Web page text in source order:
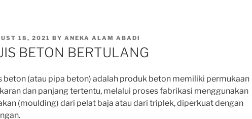
18, 2021 BY ANEKA ALAM ABADI
BETON BERTULANG
beton (atau pipa beton) adalah produk beton memiliki permukaan
dan panjang tertentu, melalui proses fabrikasi menggunakan
(moulding) dari pelat baja atau dari triplek, diperkuat dengan